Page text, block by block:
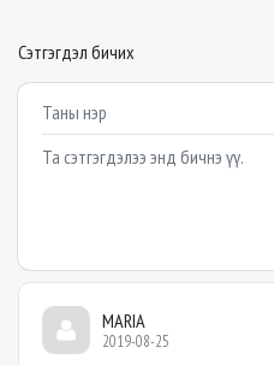
Сэтгэгдэл бичих
Example textarea
MARIA
2019-08-25